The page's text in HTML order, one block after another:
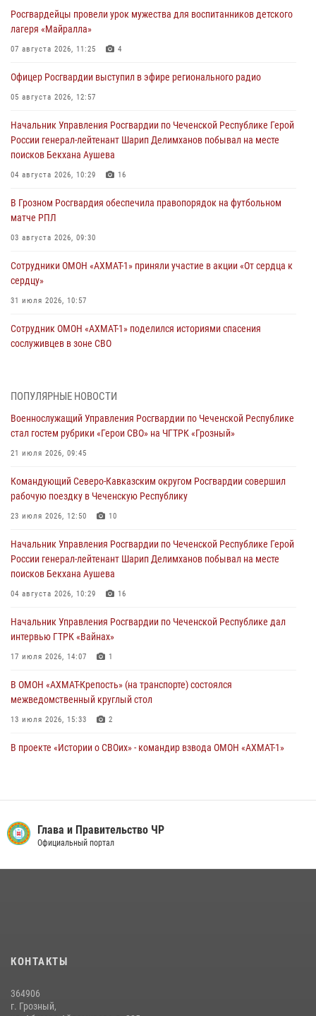
Росгвардейцы провели урок мужества для воспитанников детского
лагеря «Майралла»
07 августа 2026, 11:25 4
Офицер Росгвардии выступил в эфире регионального радио
05 августа 2026, 12:57
Начальник Управления Росгвардии по Чеченской Республике Герой
России генерал-лейтенант Шарип Делимханов побывал на месте
поисков Бекхана Аушева
04 августа 2026, 10:29 16
В Грозном Росгвардия обеспечила правопорядок на футбольном
матче РПЛ
03 августа 2026, 09:30
Сотрудники ОМОН «АХМАТ-1» приняли участие в акции «От сердца к
сердцу»
31 июля 2026, 10:57
Сотрудник ОМОН «АХМАТ-1» поделился историями спасения
сослуживцев в зоне СВО
Командующий Северо-Кавказским округом Росгвардии совершил
23 июля 2026, 12:50
Военнослужащий Управления Росгвардии по Чеченской Республике
21 июля 2026, 09:45
В ДНР росгвардейцы уничтожили около 80 вражеских
19 июля 2026, 13:50
В Грозном Росгвардия обеспечила безопасность конно-спортивных
соревнований
ПОПУЛЯРНЫЕ НОВОСТИ
Военнослужащий Управления Росгвардии по Чеченской Республике
стал гостем рубрики «Герои СВО» на ЧГТРК «Грозный»
21 июля 2026, 09:45
Командующий Северо-Кавказским округом Росгвардии совершил
рабочую поездку в Чеченскую Республику
23 июля 2026, 12:50 10
Начальник Управления Росгвардии по Чеченской Республике Герой
России генерал-лейтенант Шарип Делимханов побывал на месте
поисков Бекхана Аушева
04 августа 2026, 10:29 16
Начальник Управления Росгвардии по Чеченской Республике дал
интервью ГТРК «Вайнах»
17 июля 2026, 14:07 1
В ОМОН «АХМАТ-Крепость» (на транспорте) состоялся
межведомственный круглый стол
13 июля 2026, 15:33 2
В проекте «Истории о СВОих» - командир взвода ОМОН «АХМАТ-1»
владельцев гражданского оружия об изменениях в
законодательстве
Совета безопасности Чеченской Республики
Сотрудник ОМОН «АХМАТ-1» поделился историями спасения
Глава и Правительство ЧР
Официальный портал
КОНТАКТЫ
364906
г. Грозный,